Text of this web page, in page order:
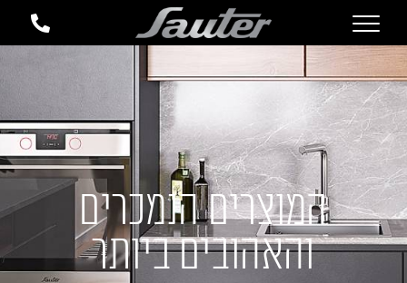
המוצרים הנמכרים
והאהובים ביותר